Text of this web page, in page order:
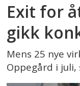
Exit for
gikk
Mens 25 nye
Oppegård i juli,